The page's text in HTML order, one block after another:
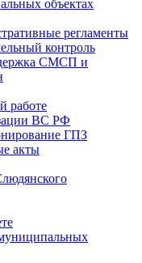
объектах
регламенты
контроль
СМСП и
работе
ВС РФ
ГПЗ
акты